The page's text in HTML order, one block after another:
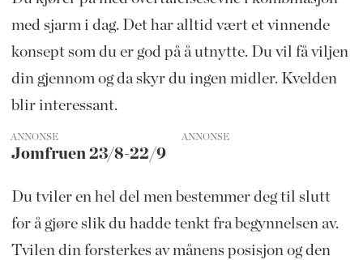
med sjarm i dag. Det har alltid vært et vinnende
konsept som du er god på å utnytte. Du vil få viljen
din gjennom og da skyr du ingen midler. Kvelden
blir interessant.
ANNONSE
Jomfruen 23/8-22/9
Du tviler en hel del men bestemmer deg til slutt
for å gjøre slik du hadde tenkt fra begynnelsen av.
Tvilen din forsterkes av månens posisjon og den